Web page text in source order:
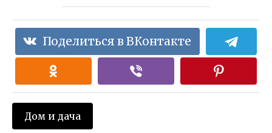
Поделиться в ВКонтакте
Дом и дача